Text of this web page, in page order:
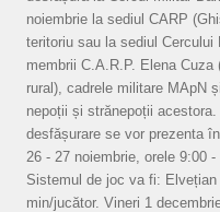
noiembrie la sediul CARP
teritoriu sau la sediul
membrii C.A.R.P. Elena
rural), cadrele militare MApN
nepoții și strănepoții
desfășurare se vor prezenta
26 - 27 noiembrie, orele 9:00
Sistemul de joc va fi:
min/jucător. Vineri 1